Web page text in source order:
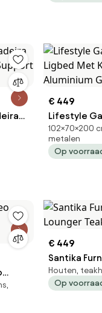
€ 449
Lifestyle
Ligbed Met
Aluminium
102×70×200
metalen
Op
€ 449
Santika
Lounger
Houten,
Op